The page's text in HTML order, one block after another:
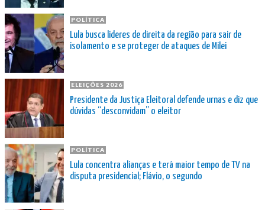
POLÍTICA
Lula busca líderes de direita da região para sair de
isolamento e se proteger de ataques de Milei
ELEIÇÕES 2026
Presidente da Justiça Eleitoral defende urnas e diz que
dúvidas “desconvidam” o eleitor
POLÍTICA
Lula concentra alianças e terá maior tempo de TV na
disputa presidencial; Flávio, o segundo